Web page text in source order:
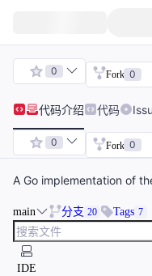
0 Fork 0
代码介绍 代码
0 Fork 0
A Go implementation of
main 分支 20 Tags 7
IDE